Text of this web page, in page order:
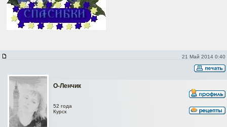
21 Май 2014 0:40
О-Ленчик
52 года
Курск